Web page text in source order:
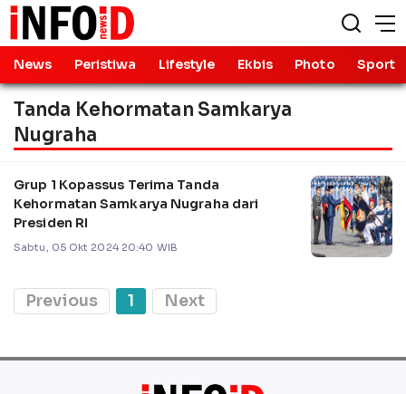
News Peristiwa Lifestyle Ekbis Photo Sport
Tanda Kehormatan Samkarya
Nugraha
Grup 1 Kopassus Terima Tanda
Kehormatan Samkarya Nugraha dari
Presiden RI
Sabtu, 05 Okt 2024 20:40 WIB
Previous 1 Next